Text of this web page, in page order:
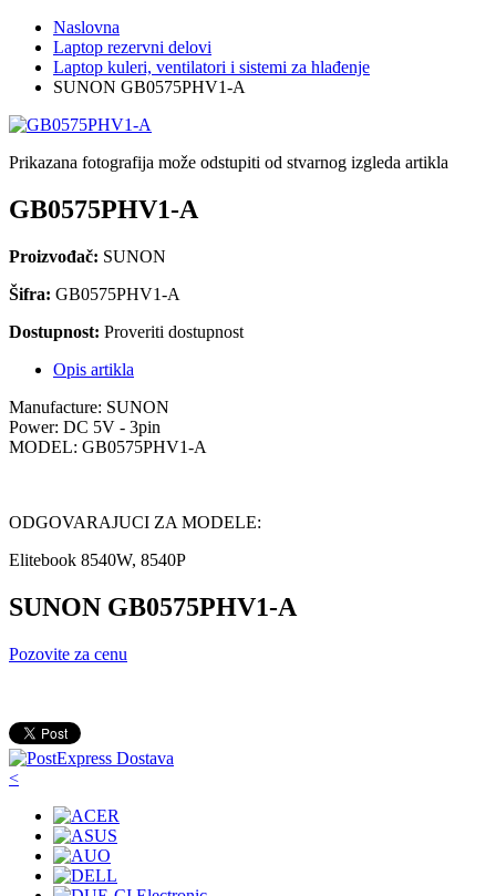
Naslovna
Laptop rezervni delovi
Laptop kuleri, ventilatori i sistemi za hlađenje
SUNON GB0575PHV1-A
Prikazana fotografija može odstupiti od stvarnog izgleda artikla
GB0575PHV1-A
Proizvođač: SUNON
Šifra: GB0575PHV1-A
Dostupnost: Proveriti dostupnost
Opis artikla
Manufacture: SUNON
Power: DC 5V - 3pin
MODEL: GB0575PHV1-A
ODGOVARAJUCI ZA MODELE:
Elitebook 8540W, 8540P
SUNON GB0575PHV1-A
Pozovite za cenu
<